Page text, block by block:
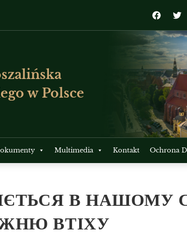
w Polsce
Multimedia Kontakt Ochrona
В НАШОМУ
ВТІХУ